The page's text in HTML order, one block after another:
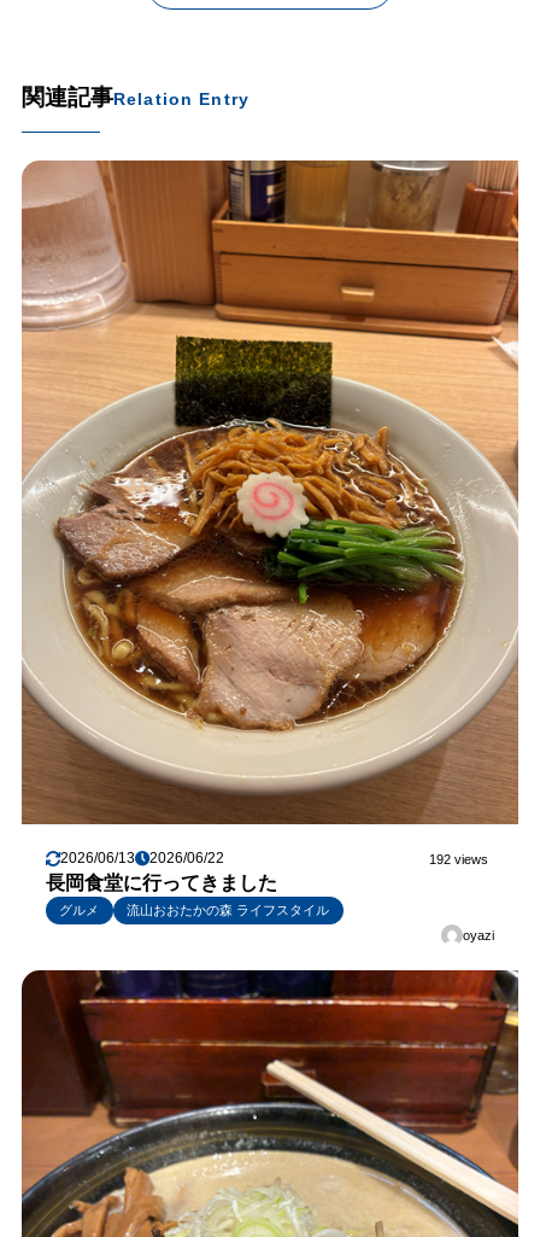
関連記事Relation Entry
2026/06/13 2026/06/22 192 views
長岡食堂に行ってきました
グルメ
流山おおたかの森 ライフスタイル
oyazi